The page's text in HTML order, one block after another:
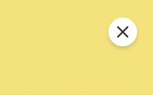
關閉